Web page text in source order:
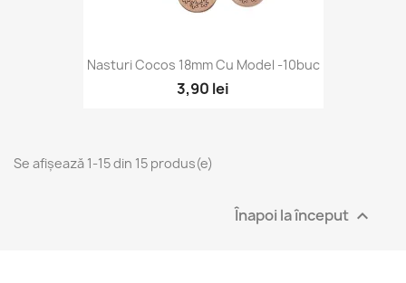
Nasturi Cocos 18mm Cu Model -10buc
3,90 lei
Se afișează 1-15 din 15 produs(e)
Înapoi la început 